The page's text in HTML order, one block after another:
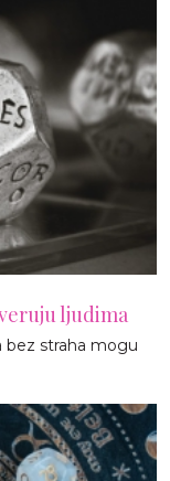
ljudima
bez straha mogu